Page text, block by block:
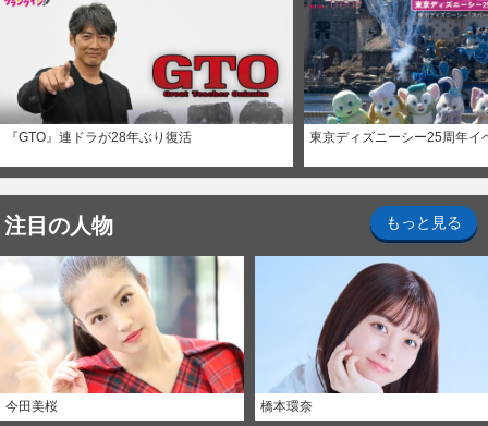
『GTO』連ドラが28年ぶり復活 東京ディズニーシー25周年イ
注目の人物 もっと見る
今田美桜 橋本環奈